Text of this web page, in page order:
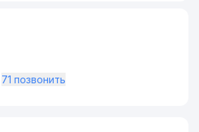
71 позвонить